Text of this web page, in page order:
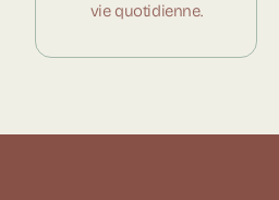
vie quotidienne.